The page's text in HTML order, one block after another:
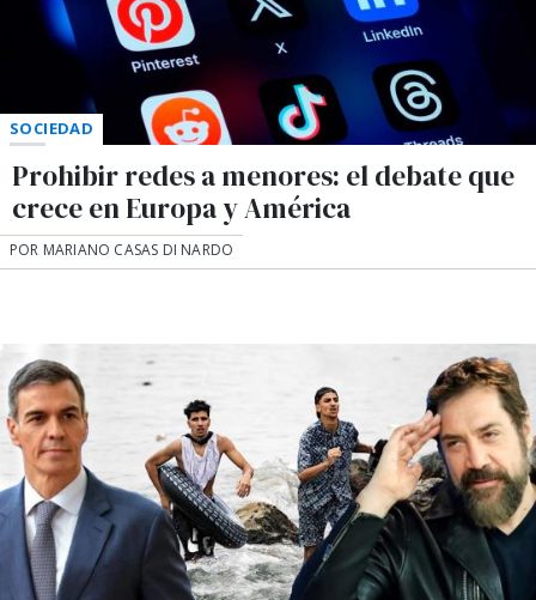
SOCIEDAD
Prohibir redes a menores: el debate que
crece en Europa y América
POR MARIANO CASAS DI NARDO